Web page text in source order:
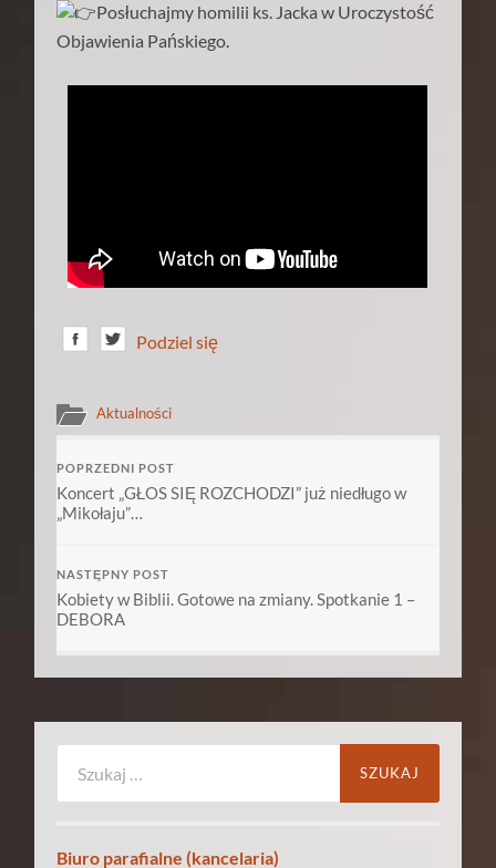
Posłuchajmy homilii ks. Jacka w Uroczystość
Objawienia Pańskiego.
Podziel się
Aktualności
POPRZEDNI POST
Koncert „GŁOS SIĘ ROZCHODZI” już niedługo w
„Mikołaju”…
NASTĘPNY POST
Kobiety w Biblii. Gotowe na zmiany. Spotkanie 1 –
DEBORA
Biuro parafialne (kancelaria)